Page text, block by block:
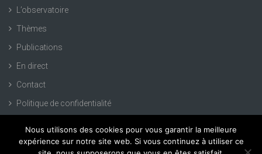
L’observatoire
Thèmes
Publications
En direct
Contact
Politique de confidentialité
Nous utilisons des cookies pour vous garantir la meilleure
expérience sur notre site web. Si vous continuez à utiliser ce